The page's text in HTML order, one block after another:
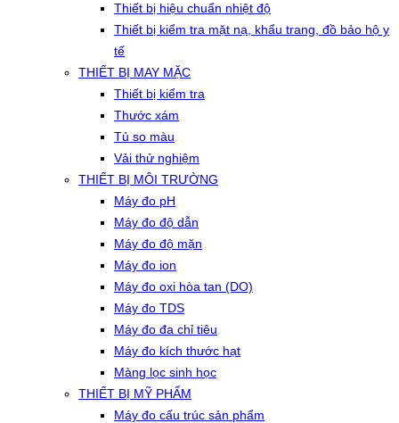
Thiết bị hiệu chuẩn nhiệt độ
Thiết bị kiểm tra mặt nạ, khẩu trang, đồ bảo hộ y
tế
THIẾT BỊ MAY MẶC
Thiết bị kiểm tra
Thước xám
Tủ so màu
Vải thử nghiệm
THIẾT BỊ MÔI TRƯỜNG
Máy đo pH
Máy đo độ dẫn
Máy đo độ mặn
Máy đo ion
Máy đo oxi hòa tan (DO)
Máy đo TDS
Máy đo đa chỉ tiêu
Máy đo kích thước hạt
Màng lọc sinh học
THIẾT BỊ MỸ PHẨM
Máy đo cấu trúc sản phẩm